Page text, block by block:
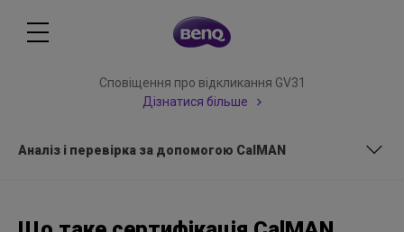
Сповіщення про відкликання GV31
Дізнатися більше
Аналіз і перевірка за допомогою CalMAN